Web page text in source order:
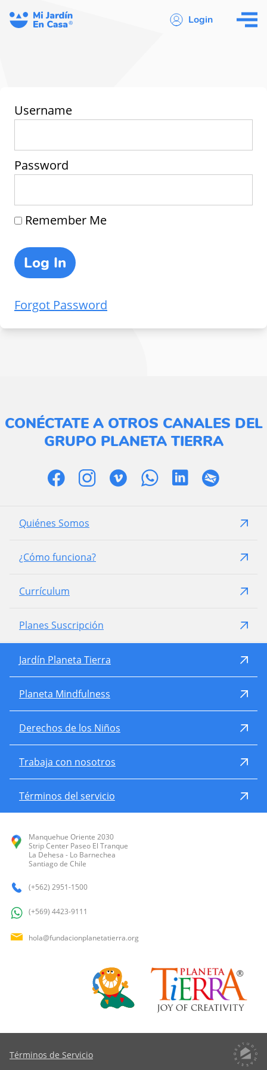
Login
Username
Password
Remember Me
Forgot Password
CONÉCTATE A OTROS CANALES DEL
GRUPO PLANETA TIERRA
Quiénes Somos
¿Cómo funciona?
Currículum
Planes Suscripción
Jardín Planeta Tierra
Planeta Mindfulness
Derechos de los Niños
Trabaja con nosotros
Términos del servicio
Manquehue Oriente 2030
Strip Center Paseo El Tranque
La Dehesa - Lo Barnechea
Santiago de Chile
(+562) 2951-1500
(+569) 4423-9111
hola@fundacionplanetatierra.org
Términos de Servicio